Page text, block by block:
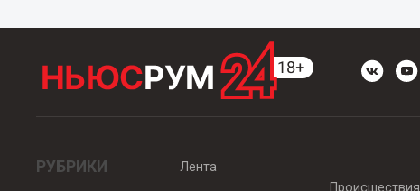
РУБРИКИ
Лента
Происшествия